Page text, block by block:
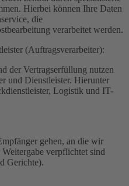
Hierbei können Ihre Daten
die
verarbeitet werden.
(Auftragsverarbeiter):
der Vertragserfüllung nutzen
und Dienstleister. Hierunter
Logistik und IT-
gehen, an die wir
verpflichtet sind
Gerichte).